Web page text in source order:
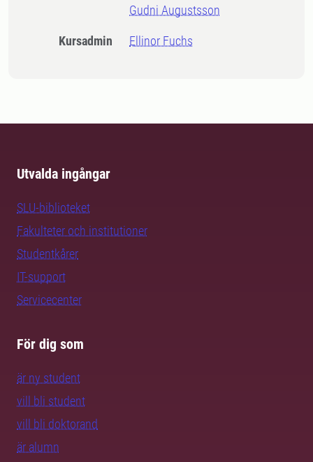
Gudni Augustsson
Kursadmin Ellinor Fuchs
Utvalda ingångar
SLU-biblioteket
Fakulteter och institutioner
Studentkårer
IT-support
Servicecenter
För dig som
är ny student
vill bli student
vill bli doktorand
är alumn